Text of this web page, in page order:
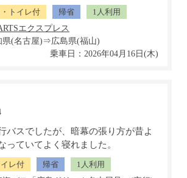
トイレ付 帰省
1人利用
県(名古屋)⇒広島県(福山)
乗車日：2026年04月16日(木)
バスでしたが、暗幕の張り方が昔よ
っていてよく寝れました。
レ付 帰省
1人利用